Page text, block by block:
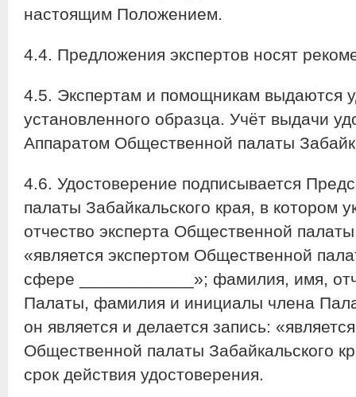
настоящим Положением.
4.4. Предложения экспертов носят
4.5. Экспертам и помощникам выдаются
установленного образца. Учёт выдачи
Аппаратом Общественной палаты
4.6. Удостоверение подписывается
палаты Забайкальского края, в котором
отчество эксперта Общественной
«является экспертом Общественной
сфере ____________»; фамилия, имя,
Палаты, фамилия и инициалы члена
он является и делается запись:
Общественной палаты Забайкальского
срок действия удостоверения.